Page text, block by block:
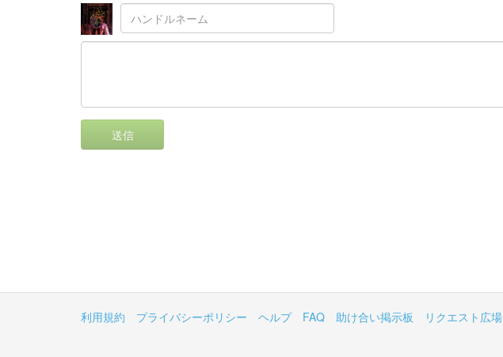
送信
利用規約 プライバシーポリシー ヘルプ FAQ 助け合い掲示板 リクエスト広場